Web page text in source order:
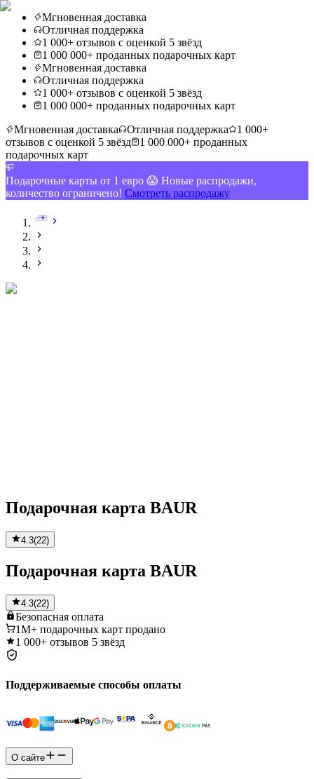
Мгновенная доставка
Отличная поддержка
1 000+ отзывов с оценкой 5 звёзд
1 000 000+ проданных подарочных карт
Мгновенная доставка
Отличная поддержка
1 000+ отзывов с оценкой 5 звёзд
1 000 000+ проданных подарочных карт
Мгновенная доставка
Отличная поддержка
1 000+
отзывов с оценкой 5 звёзд
1 000 000+ проданных
подарочных карт
Подарочные карты от 1 евро 😱 Новые распродажи,
количество ограничено! Смотреть распродажу
Подарочная карта BAUR
4.3(22)
Подарочная карта BAUR
4.3(22)
Безопасная оплата
1M+ подарочных карт продано
1 000+ отзывов 5 звёзд
Поддерживаемые способы оплаты
О сайте